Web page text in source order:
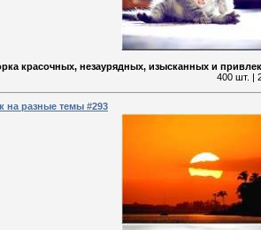
красочных, незаурядных, изысканных и
400 шт. |
на разные темы #293